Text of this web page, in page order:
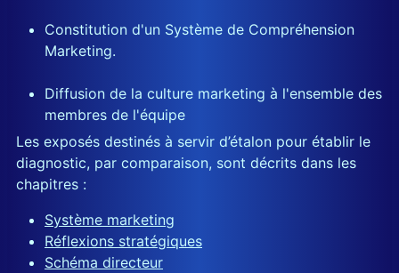
Constitution d'un Système de Compréhension
Marketing.
Diffusion de la culture marketing à l'ensemble des
membres de l'équipe
Les exposés destinés à servir d’étalon pour établir le
diagnostic, par comparaison, sont décrits dans les
chapitres :
Système marketing
Réflexions stratégiques
Schéma directeur